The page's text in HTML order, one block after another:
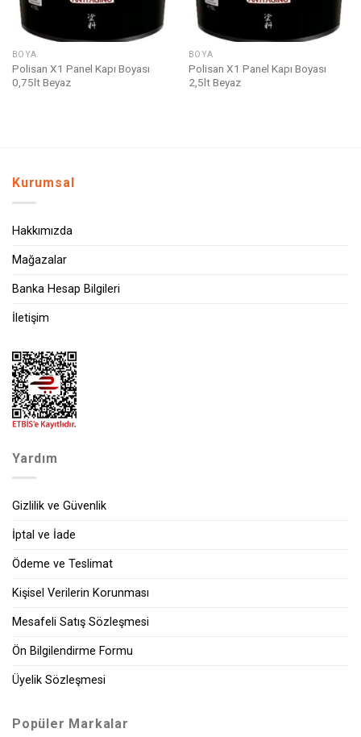
BOYA
Polisan X1 Panel Kapı Boyası
0,75lt Beyaz
BOYA
Polisan X1 Panel Kapı Boyası
2,5lt Beyaz
Kurumsal
Hakkımızda
Mağazalar
Banka Hesap Bilgileri
İletişim
Yardım
Gizlilik ve Güvenlik
İptal ve İade
Ödeme ve Teslimat
Kişisel Verilerin Korunması
Mesafeli Satış Sözleşmesi
Ön Bilgilendirme Formu
Üyelik Sözleşmesi
Popüler Markalar